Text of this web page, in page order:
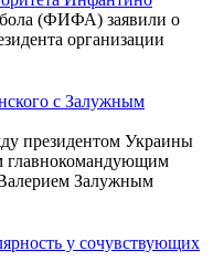
(ФИФА) заявили о
организации
с Залужным
президентом Украины
Залужным
у сочувствующих